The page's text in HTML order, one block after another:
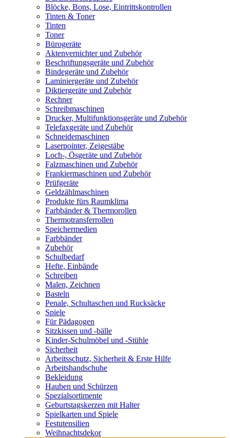
Blöcke, Bons, Lose, Eintrittskontrollen
Tinten & Toner
Tinten
Toner
Bürogeräte
Aktenvernichter und Zubehör
Beschriftungsgeräte und Zubehör
Bindegeräte und Zubehör
Laminiergeräte und Zubehör
Diktiergeräte und Zubehör
Rechner
Schreibmaschinen
Drucker, Multifunktionsgeräte und Zubehör
Telefaxgeräte und Zubehör
Schneidemaschinen
Laserpointer, Zeigestäbe
Loch-, Ösgeräte und Zubehör
Falzmaschinen und Zubehör
Frankiermaschinen und Zubehör
Prüfgeräte
Geldzählmaschinen
Produkte fürs Raumklima
Farbbänder & Thermorollen
Thermotransferrollen
Speichermedien
Farbbänder
Zubehör
Schulbedarf
Hefte, Einbände
Schreiben
Malen, Zeichnen
Basteln
Penale, Schultaschen und Rucksäcke
Spiele
Für Pädagogen
Sitzkissen und -bälle
Kinder-Schulmöbel und -Stühle
Sicherheit
Arbeitsschutz, Sicherheit & Erste Hilfe
Arbeitshandschuhe
Bekleidung
Hauben und Schürzen
Spezialsortimente
Geburtstagskerzen mit Halter
Spielkarten und Spiele
Festutensilien
Weihnachtsdekor